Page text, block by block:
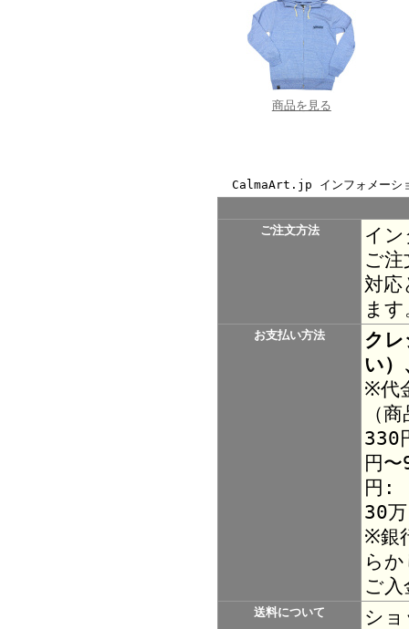
商品を見る
CalmaArt.jp インフォメーシ
ご注文方法
イ
ご
対
ま
お支払い方法
ク
い）
※代
（
330
円
円:
30
※銀
ら
ご
送料について
シ